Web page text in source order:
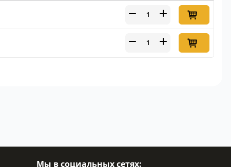
Мы в социальных сетях: